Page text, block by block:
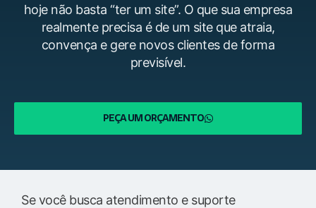
hoje não basta “ter um site”. O que sua empresa
realmente precisa é de um site que atraia,
convença e gere novos clientes de forma
previsível.
PEÇA UM ORÇAMENTO
Se você busca atendimento e suporte